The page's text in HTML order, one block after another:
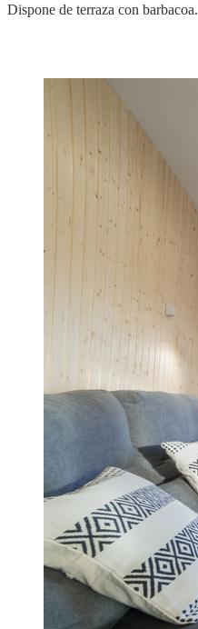
Dispone de terraza con barbacoa.